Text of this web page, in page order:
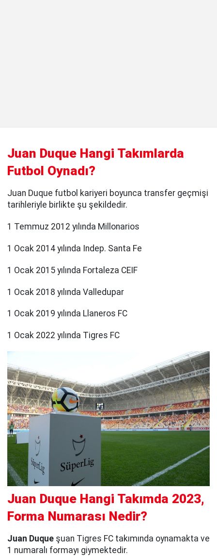
Juan Duque Hangi Takımlarda
Futbol Oynadı?
Juan Duque futbol kariyeri boyunca transfer geçmişi
tarihleriyle birlikte şu şekildedir.
1 Temmuz 2012 yılında Millonarios
1 Ocak 2014 yılında Indep. Santa Fe
1 Ocak 2015 yılında Fortaleza CEIF
1 Ocak 2018 yılında Valledupar
1 Ocak 2019 yılında Llaneros FC
1 Ocak 2022 yılında Tigres FC
Juan Duque Hangi Takımda 2023,
Forma Numarası Nedir?
Juan Duque şuan Tigres FC takımında oynamakta ve
1 numaralı formayı giymektedir.